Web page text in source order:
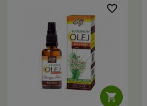

favorite_border